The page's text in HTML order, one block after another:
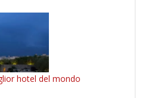
hotel del mondo